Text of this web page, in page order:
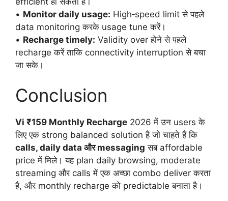
• Monitor daily usage: High‑speed limit से पहले
data monitoring करके usage tune करें।
• Recharge timely: Validity over होने से पहले
recharge करें ताकि connectivity interruption से बचा
जा सके।
Conclusion
Vi ₹159 Monthly Recharge 2026 में उन users के
लिए एक strong balanced solution है जो चाहते हैं कि
calls, daily data और messaging सब affordable
price में मिले। यह plan daily browsing, moderate
streaming और calls में एक अच्छा combo deliver करता
है, और monthly recharge को predictable बनाता है।